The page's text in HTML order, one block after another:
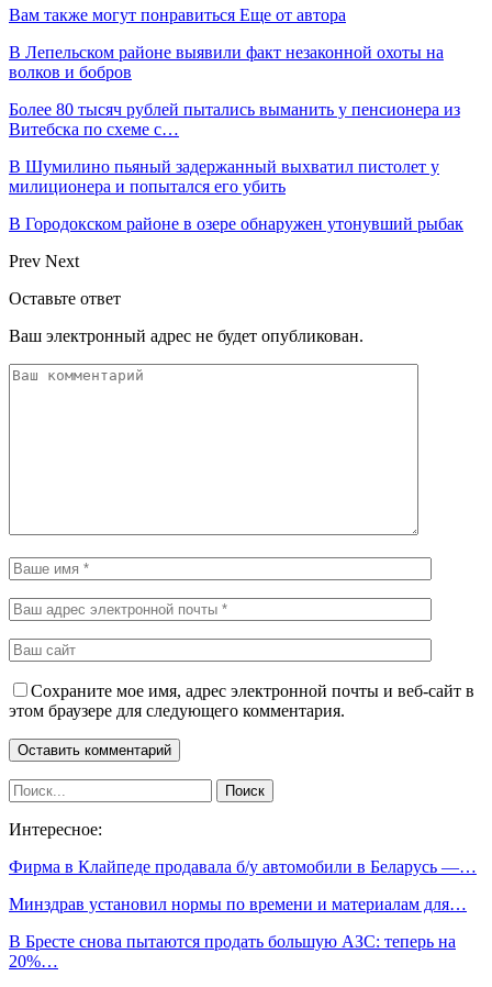
Вам также могут понравиться Еще от автора
В Лепельском районе выявили факт незаконной охоты на
волков и бобров
Более 80 тысяч рублей пытались выманить у пенсионера из
Витебска по схеме с…
В Шумилино пьяный задержанный выхватил пистолет у
милиционера и попытался его убить
В Городокском районе в озере обнаружен утонувший рыбак
Prev Next
Оставьте ответ
Ваш электронный адрес не будет опубликован.
Сохраните мое имя, адрес электронной почты и веб-сайт в
этом браузере для следующего комментария.
Интересное:
Фирма в Клайпеде продавала б/у автомобили в Беларусь —…
Минздрав установил нормы по времени и материалам для…
В Бресте снова пытаются продать большую АЗС: теперь на
20%…